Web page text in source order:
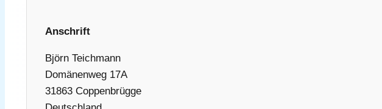
Anschrift
Björn Teichmann
Domänenweg 17A
31863 Coppenbrügge